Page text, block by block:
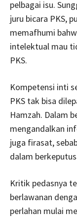
pelbagai isu.
juru bicara PKS,
memafhumi
intelektual mau
PKS.
Kompetensi inti
PKS tak bisa
Hamzah. Dalam
mengandalkan
juga firasat,
dalam
Kritik pedasnya
berlawanan
perlahan mulai